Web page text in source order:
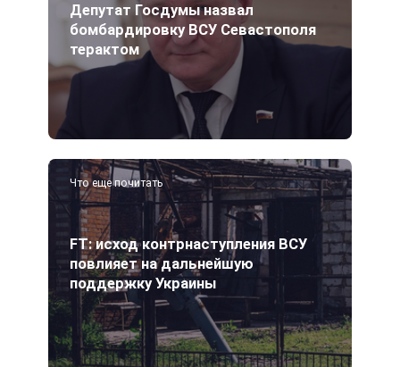
Депутат Госдумы назвал
бомбардировку ВСУ Севастополя
терактом
Что еще почитать
FT: исход контрнаступления ВСУ
повлияет на дальнейшую
поддержку Украины